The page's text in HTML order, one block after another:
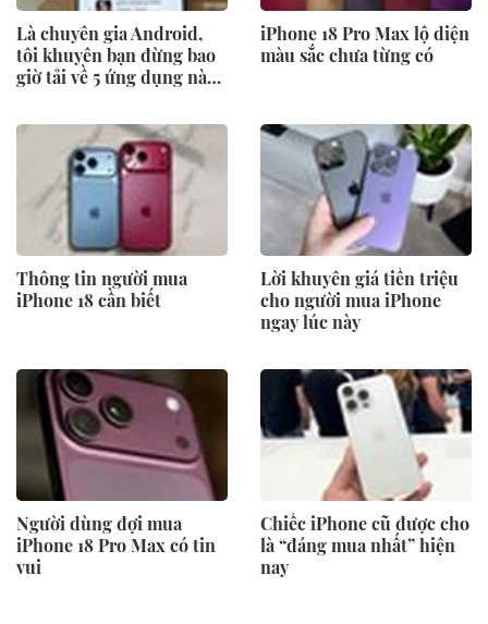
Là chuyên gia Android,
tôi khuyên bạn đừng bao
giờ tải về 5 ứng dụng này,
BXH
iPhone 18 Pro Max lộ diện
màu sắc chưa từng có
Thông tin người mua
iPhone 18 cần biết
Lời khuyên giá tiền triệu
cho người mua iPhone
ngay lúc này
Người dùng đợi mua
iPhone 18 Pro Max có tin
vui
Chiếc iPhone cũ được cho
là “đáng mua nhất” hiện
nay